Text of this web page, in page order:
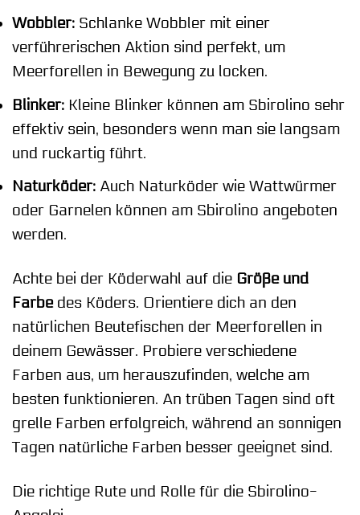
Wobbler: Schlanke Wobbler mit einer
verführerischen Aktion sind perfekt, um
Meerforellen in Bewegung zu locken.
Blinker: Kleine Blinker können am Sbirolino sehr
effektiv sein, besonders wenn man sie langsam
und ruckartig führt.
Naturköder: Auch Naturköder wie Wattwürmer
oder Garnelen können am Sbirolino angeboten
werden.
Achte bei der Köderwahl auf die Größe und
Farbedes Köders. Orientiere dich an den
natürlichen Beutefischen der Meerforellen in
deinem Gewässer. Probiere verschiedene
Farben aus, um herauszufinden, welche am
besten funktionieren. An trüben Tagen sind oft
grelle Farben erfolgreich, während an sonnigen
Tagen natürliche Farben besser geeignet sind.
Die richtige Rute und Rolle für die Sbirolino-